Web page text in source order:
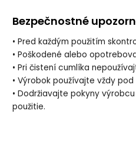
Bezpečnostné
• Pred každým použitím
• Poškodené alebo
• Pri čistení cumlíka
• Výrobok používajte vždy
• Dodržiavajte pokyny
použitie.